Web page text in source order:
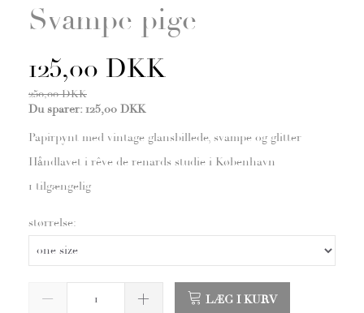
Svampe pige
125,00 DKK
250,00 DKK
Du sparer: 125,00 DKK
Papirpynt med vintage glansbillede, svampe og glitter
Håndlavet i rêve de renards studie i København
1 tilgængelig
størrelse:
LÆG I KURV